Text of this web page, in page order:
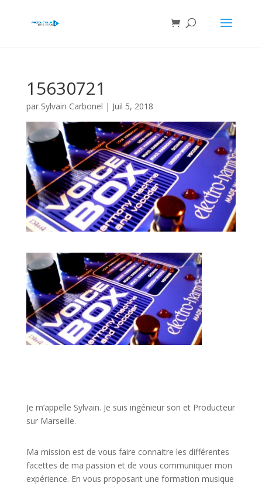
15630721
par Sylvain Carbonel | Juil 5, 2018
Je m’appelle Sylvain. Je suis ingénieur son et Producteur
sur Marseille.
Ma mission est de vous faire connaitre les différentes
facettes de ma passion et de vous communiquer mon
expérience. En vous proposant une formation musique